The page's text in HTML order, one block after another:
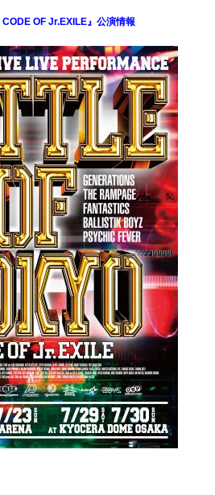
OF Jr.EXILE』公演情報